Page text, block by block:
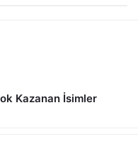
Kazanan İsimler